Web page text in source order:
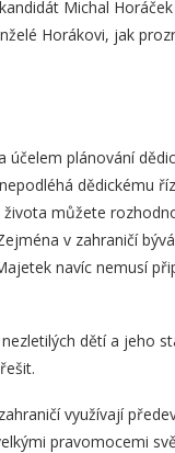
Michal
Horákovi, jak
účelem plánování
dědickému
můžete
v zahraničí
navíc nemusí
dětí a jeho
využívají
pravomocemi